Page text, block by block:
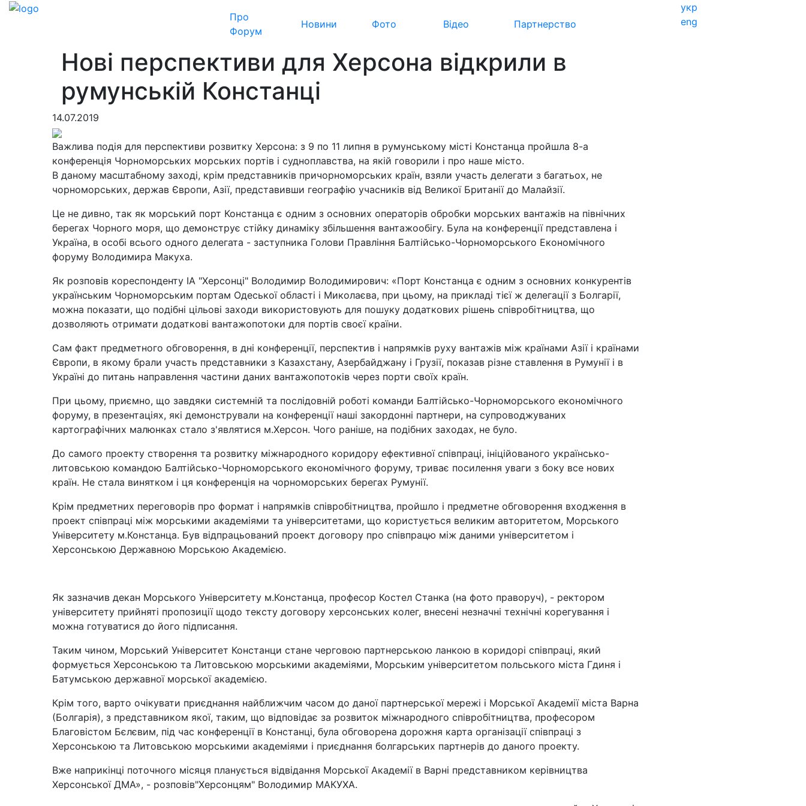
Про
Форум
Новини Фото Відео Партнерство
укр
eng
Нові перспективи для Херсона відкрили в
румунській Констанці
14.07.2019
Важлива подія для перспективи розвитку Херсона: з 9 по 11 липня в румунському місті Констанца пройшла 8-а
конференція Чорноморських морських портів і судноплавства, на якій говорили і про наше місто.
В даному масштабному заході, крім представників причорноморських країн, взяли участь делегати з багатьох, не
чорноморських, держав Європи, Азії, представивши географію учасників від Великої Британії до Малайзії.
Це не дивно, так як морський порт Констанца є одним з основних операторів обробки морських вантажів на північних
берегах Чорного моря, що демонструє стійку динаміку збільшення вантажообігу. Була на конференції представлена ​​і
Україна, в особі всього одного делегата - заступника Голови Правління Балтійсько-Чорноморського Економічного
форуму Володимира Макуха.
Як розповів кореспонденту ІА "Херсонці" Володимир Володимирович: «Порт Констанца є одним з основних конкурентів
українським Чорноморським портам Одеської області і Миколаєва, при цьому, на прикладі тієї ж делегації з Болгарії,
можна показати, що подібні цільові заходи використовують для пошуку додаткових рішень співробітництва, що
дозволяють отримати додаткові вантажопотоки для портів своєї країни.
Сам факт предметного обговорення, в дні конференції, перспектив і напрямків руху вантажів між країнами Азії і країнами
Європи, в якому брали участь представники з Казахстану, Азербайджану і Грузії, показав різне ставлення в Румунії і в
Україні до питань направлення частини даних вантажопотоків через порти своїх країн.
При цьому, приємно, що завдяки системній та послідовній роботі команди Балтійсько-Чорноморського економічного
форуму, в презентаціях, які демонстрували на конференції наші закордонні партнери, на супроводжуваних
картографічних малюнках стало з'являтися м.Херсон. Чого раніше, на подібних заходах, не було.
До самого проекту створення та розвитку міжнародного коридору ефективної співпраці, ініційованого українсько-
литовською командою Балтійсько-Чорноморського економічного форуму, триває посилення уваги з боку все нових
країн. Не стала винятком і ця конференція на чорноморських берегах Румунії.
Крім предметних переговорів про формат і напрямків співробітництва, пройшло і предметне обговорення входження в
проект співпраці між морськими академіями та університетами, що користується великим авторитетом, Морського
Університету м.Констанца. Був відпрацьований проект договору про співпрацю між даними університетом і
Херсонською Державною Морською Академією.
Як зазначив декан Морського Університету м.Констанца, професор Костел Станка (на фото праворуч), - ректором
університету прийняті пропозиції щодо тексту договору херсонських колег, внесені незначні технічні корегування і
можна готуватися до його підписання.
Таким чином, Морський Університет Констанци стане черговою партнерською ланкою в коридорі співпраці, який
формується Херсонською та Литовською морськими академіями, Морським університетом польського міста Гдиня і
Батумською державної морської академією.
Крім того, варто очікувати приєднання найближчим часом до даної партнерської мережі і Морської Академії міста Варна
(Болгарія), з представником якої, таким, що відповідає за розвиток міжнародного співробітництва, професором
Благовістом Бєлєвим, під час конференції в Констанці, була обговорена дорожня карта організації співпраці з
Херсонською та Литовською морськими академіями і приєднання болгарських партнерів до даного проекту.
Вже наприкінці поточного місяця планується відвідання Морської Академії в Варні представником керівництва
Херсонської ДМА», - розповів"Херсонцям" Володимир МАКУХА.